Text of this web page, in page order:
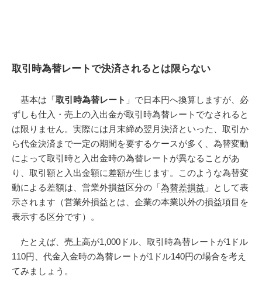
取引時為替レートで決済されるとは限らない
基本は「取引時為替レート 」で日本円へ換算しますが、必
ずしも仕入・売上の入出金が取引時為替レートでなされると
は限りません。実際には月末締め翌月決済といった、取引か
ら代金決済まで一定の期間を要するケースが多く、為替変動
によって取引時と入出金時の為替レートが異なることがあ
り、取引額と入出金額に差額が生じます。このような為替変
動による差額は、営業外損益区分の「為替差損益 」として表
示されます（営業外損益とは、企業の本業以外の損益項目を
表示する区分です）。
たとえば、売上高が1,000ドル、取引時為替レートが1ドル
110円、代金入金時の為替レートが1ドル140円の場合を考え
てみましょう。